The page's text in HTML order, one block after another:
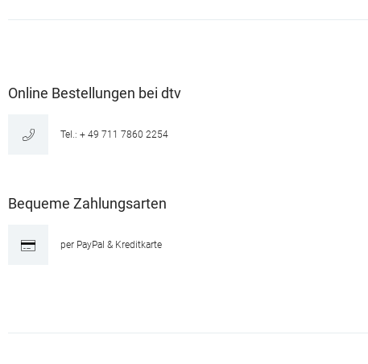
Online Bestellungen bei dtv
Tel.: + 49 711 7860 2254
Bequeme Zahlungsarten
per PayPal & Kreditkarte